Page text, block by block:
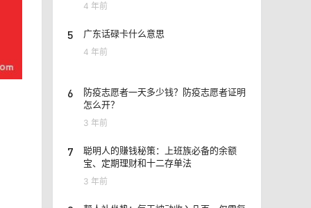
4 年前
5 广东话碌卡什么意思
4 年前
6
防疫志愿者一天多少钱？防疫志愿者证明
怎么开？
3 年前
7
聪明人的赚钱秘策：上班族必备的余额
宝、定期理财和十二存单法
3 年前